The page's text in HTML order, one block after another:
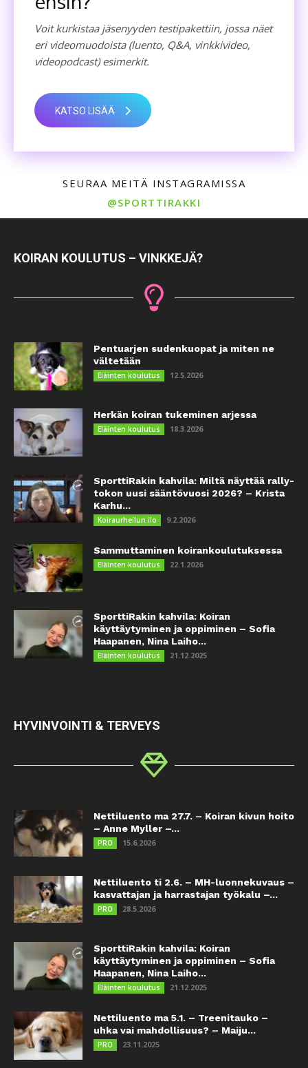
Voit kurkistaa jäsenyyden testipakettiin, jossa näet
eri videomuodoista (luento, Q&A, vinkkivideo,
videopodcast) esimerkit.
KATSO LISÄÄ
SEURAA MEITÄ INSTAGRAMISSA
@SPORTTIRAKKI
KOIRAN KOULUTUS – VINKKEJÄ?
Pentuarjen sudenkuopat ja miten ne
vältetään
Eläinten koulutus 12.5.2026
Herkän koiran tukeminen arjessa
Eläinten koulutus 18.3.2026
SporttiRakin kahvila: Miltä näyttää rally-
tokon uusi sääntövuosi 2026? – Krista
Karhu...
Koiraurheilun ilo 9.2.2026
Sammuttaminen koirankoulutuksessa
Eläinten koulutus 22.1.2026
SporttiRakin kahvila: Koiran
käyttäytyminen ja oppiminen – Sofia
Haapanen, Nina Laiho...
Eläinten koulutus 21.12.2025
HYVINVOINTI & TERVEYS
Nettiluento ma 27.7. – Koiran kivun hoito
– Anne Myller –...
PRO 15.6.2026
Nettiluento ti 2.6. – MH-luonnekuvaus –
kasvattajan ja harrastajan työkalu –...
PRO 28.5.2026
SporttiRakin kahvila: Koiran
käyttäytyminen ja oppiminen – Sofia
Haapanen, Nina Laiho...
Eläinten koulutus 21.12.2025
Nettiluento ma 5.1. – Treenitauko –
uhka vai mahdollisuus? – Maiju...
PRO 23.11.2025